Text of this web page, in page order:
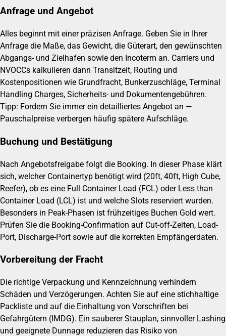
Anfrage und Angebot
Alles beginnt mit einer präzisen Anfrage. Geben Sie in Ihrer
Anfrage die Maße, das Gewicht, die Güterart, den gewünschten
Abgangs- und Zielhafen sowie den Incoterm an. Carriers und
NVOCCs kalkulieren dann Transitzeit, Routing und
Kostenpositionen wie Grundfracht, Bunkerzuschläge, Terminal
Handling Charges, Sicherheits- und Dokumentengebühren.
Tipp: Fordern Sie immer ein detailliertes Angebot an —
Pauschalpreise verbergen häufig spätere Aufschläge.
Buchung und Bestätigung
Nach Angebotsfreigabe folgt die Booking. In dieser Phase klärt
sich, welcher Containertyp benötigt wird (20ft, 40ft, High Cube,
Reefer), ob es eine Full Container Load (FCL) oder Less than
Container Load (LCL) ist und welche Slots reserviert wurden.
Besonders in Peak-Phasen ist frühzeitiges Buchen Gold wert.
Prüfen Sie die Booking-Confirmation auf Cut-off-Zeiten, Load-
Port, Discharge-Port sowie auf die korrekten Empfängerdaten.
Vorbereitung der Fracht
Die richtige Verpackung und Kennzeichnung verhindern
Schäden und Verzögerungen. Achten Sie auf eine stichhaltige
Packliste und auf die Einhaltung von Vorschriften bei
Gefahrgütern (IMDG). Ein sauberer Stauplan, sinnvoller Lashing
und geeignete Dunnage reduzieren das Risiko von